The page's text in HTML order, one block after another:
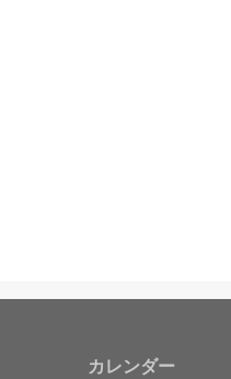
カレンダー